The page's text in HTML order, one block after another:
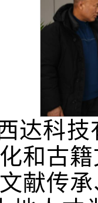
达科
和古
献传